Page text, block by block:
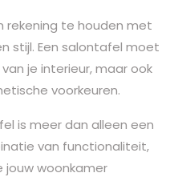
rekening te houden met
stijl. Een salontafel moet
je interieur, maar ook
voorkeuren.
is meer dan alleen een
van functionaliteit,
jouw woonkamer